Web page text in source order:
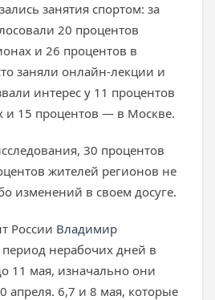
занятия спортом: за
20 процентов
и 26 процентов в
заняли онлайн-лекции и
интерес у 11 процентов
и 15 процентов — в Москве.
30 процентов
жителей регионов не
изменений в своем досуге.
России Владимир
период нерабочих дней в
11 мая, изначально они
апреля. 6,7 и 8 мая, которые